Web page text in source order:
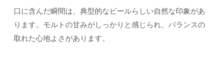
口に含んだ瞬間は、典型的なビールらしい自然な印象があ
ります。モルトの甘みがしっかりと感じられ、バランスの
取れた心地よさがあります。